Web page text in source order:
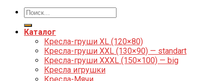
Каталог
Кресла-груши XL (120×80)
Кресла-груши XXL (130×90) — standart
Кресла-груши XXXL (150×100) — big
Кресла игрушки